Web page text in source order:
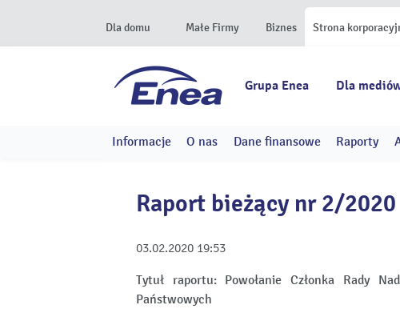
Dla domu Małe Firmy Biznes Strona
Grupa Enea Dla
Informacje O nas Dane finansowe Raporty
Raport bieżący nr 2/2020
03.02.2020 19:53
Tytuł raportu: Powołanie Członka Rady
Państwowych